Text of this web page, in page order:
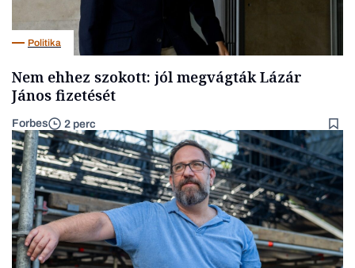
Politika
Nem ehhez szokott: jól megvágták Lázár
János fizetését
Forbes 2 perc